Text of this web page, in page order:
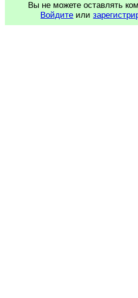
Вы не можете оставлять
Войдите или